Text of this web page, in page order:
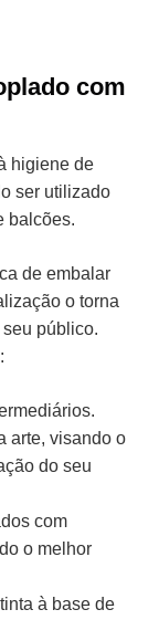
com
higiene de
ser utilizado
balcões.
de embalar
o torna
público.
arte, visando o
do seu
com
o melhor
à base de